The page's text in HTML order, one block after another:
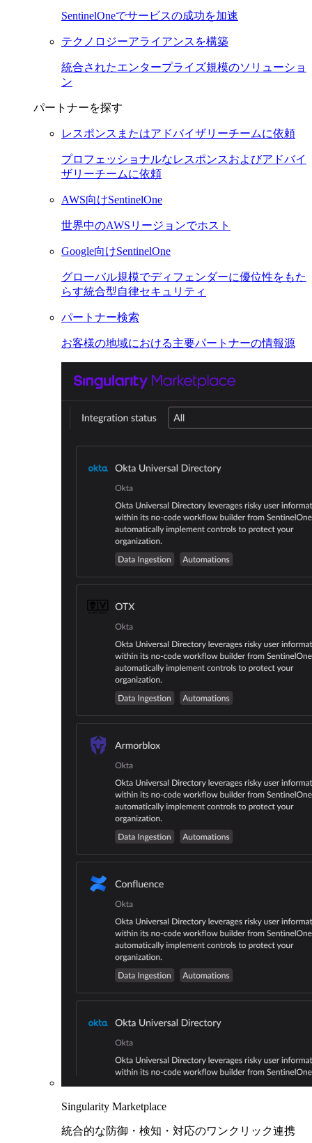
SentinelOneでサービスの成功を加速
テクノロジーアライアンスを構築
統合されたエンタープライズ規模のソリューショ
ン
パートナーを探す
レスポンスまたはアドバイザリーチームに依頼
プロフェッショナルなレスポンスおよびアドバイ
ザリーチームに依頼
AWS向けSentinelOne
世界中のAWSリージョンでホスト
Google向けSentinelOne
グローバル規模でディフェンダーに優位性をもた
らす統合型自律セキュリティ
パートナー検索
お客様の地域における主要パートナーの情報源
Singularity Marketplace
統合的な防御・検知・対応のワンクリック連携